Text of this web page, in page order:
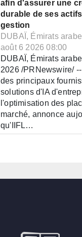
afin d'assurer une
durable de ses
gestion
DUBAÏ, Émirats
août 6 2026 08:00
DUBAÏ, Émirats
2026 /PRNewswire/
des principaux
solutions d'IA
l'optimisation des
marché, annonce
qu'IIFL…